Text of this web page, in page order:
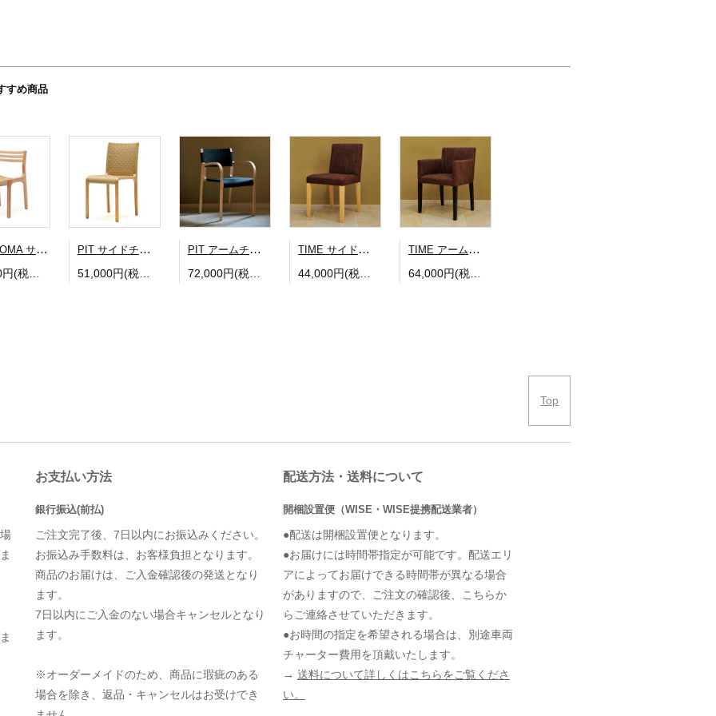
すめ商品
KURIKOMA サイドチェア PIT サイドチェア PIT アームチェア TIME サイドチェア TIME アームチェア
Top
お支払い方法
銀行振込(前払)
ご注文完了後、7日以内にお振込みください。
お振込み手数料は、お客様負担となります。
商品のお届けは、ご入金確認後の発送となり
ます。
7日以内にご入金のない場合キャンセルとなり
ます。
※オーダーメイドのため、商品に瑕疵のある
場合を除き、返品・キャンセルはお受けでき
配送方法・送料について
開梱設置便（WISE・WISE提携配送業者）
●配送は開梱設置便となります。
●お届けには時間帯指定が可能です。配送エリ
アによってお届けできる時間帯が異なる場合
がありますので、ご注文の確認後、こちらか
らご連絡させていただきます。
●お時間の指定を希望される場合は、別途車両
チャーター費用を頂戴いたします。
→ 送料について詳しくはこちらをご覧くださ
い。